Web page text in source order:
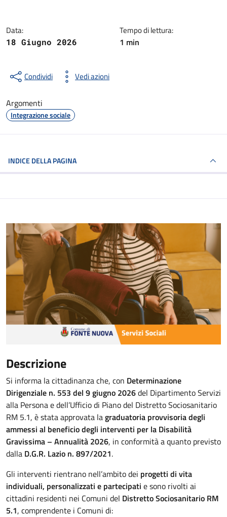
Data:
18 Giugno 2026
Tempo di lettura:
1 min
Condividi Vedi azioni
Argomenti
Integrazione sociale
INDICE DELLA PAGINA
Descrizione
Si informa la cittadinanza che, con Determinazione
Dirigenziale n. 553 del 9 giugno 2026del Dipartimento Servizi
alla Persona e dell’Ufficio di Piano del Distretto Sociosanitario
RM 5.1, è stata approvata lagraduatoria provvisoria degli
ammessi al beneficio degli interventi per la Disabilità
Gravissima – Annualità 2026, in conformità a quanto previsto
dalla D.G.R. Lazio n. 897/2021.
Gli interventi rientrano nell’ambito dei progetti di vita
individuali, personalizzati e partecipati e sono rivolti ai
cittadini residenti nei Comuni del Distretto Sociosanitario RM
5.1, comprendente i Comuni di: